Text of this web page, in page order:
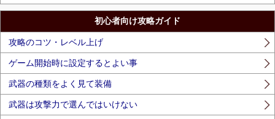
初心者向け攻略ガイド
攻略のコツ・レベル上げ
ゲーム開始時に設定するとよい事
武器の種類をよく見て装備
武器は攻撃力で選んではいけない